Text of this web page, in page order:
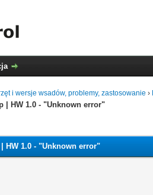
i wersje wsadów, problemy, zastosowanie ›
| HW 1.0 - "Unknown error"
HW 1.0 - "Unknown error"